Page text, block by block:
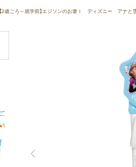
【2歳ごろ～就学前】エジソンのお箸Ⅰ ディズニー アナ